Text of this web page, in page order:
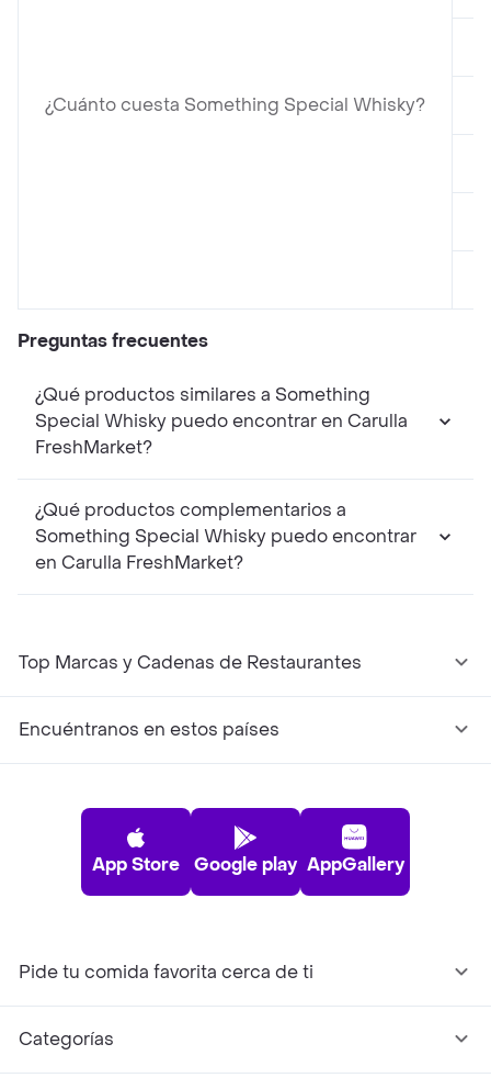
¿Cuánto cuesta Something Special Whisky?
Preguntas frecuentes
¿Qué productos similares a Something
Special Whisky puedo encontrar en Carulla
FreshMarket?
¿Qué productos complementarios a
Something Special Whisky puedo encontrar
en Carulla FreshMarket?
Top Marcas y Cadenas de Restaurantes
Encuéntranos en estos países
App Store Google play AppGallery
Pide tu comida favorita cerca de ti
Categorías